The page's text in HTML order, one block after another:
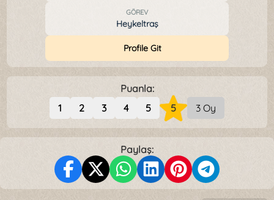
GÖREV
Heykeltraş
Profile Git
Puanla:
1
2 3 4 5 5 3 Oy
Paylaş: